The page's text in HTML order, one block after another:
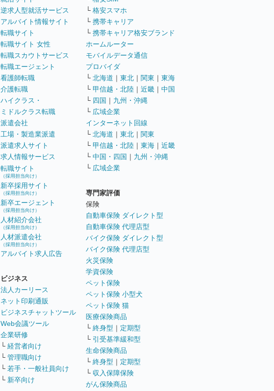
逆求人型就活サービス
アルバイト情報サイト
転職サイト
転職サイト 女性
転職スカウトサービス
転職エージェント
看護師転職
介護転職
ハイクラス・
ミドルクラス転職
派遣会社
工場・製造業派遣
派遣求人サイト
求人情報サービス
転職サイト
（採用担当向け）
新卒採用サイト
（採用担当向け）
新卒エージェント
（採用担当向け）
人材紹介会社
（採用担当向け）
人材派遣会社
（採用担当向け）
アルバイト求人広告
ビジネス
法人カーリース
ネット印刷通販
ビジネスチャットツール
Web会議ツール
企業研修
└ 経営者向け
└ 管理職向け
└ 若手・一般社員向け
└ 新卒向け
└ 格安スマホ
└ 携帯キャリア
└ 携帯キャリア格安ブランド
ホームルーター
モバイルデータ通信
プロバイダ
└ 北海道 ｜ 東北 ｜ 関東 ｜ 東海
└ 甲信越・北陸 ｜ 近畿 ｜ 中国
└ 四国 ｜ 九州・沖縄
└ 広域企業
インターネット回線
└ 北海道 ｜ 東北 ｜ 関東
└ 甲信越・北陸 ｜ 東海 ｜ 近畿
└ 中国・四国 ｜ 九州・沖縄
└ 広域企業
専門家評価
保険
自動車保険 ダイレクト型
自動車保険 代理店型
バイク保険 ダイレクト型
バイク保険 代理店型
火災保険
学資保険
ペット保険
ペット保険 小型犬
ペット保険 猫
医療保険商品
└ 終身型 ｜ 定期型
└ 引受基準緩和型
生命保険商品
└ 終身型 ｜ 定期型
└ 収入保障保険
がん保険商品